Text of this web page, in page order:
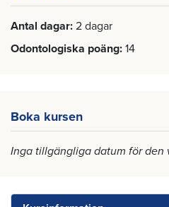
Antal dagar 2 dagar
Odontologiska poäng 14
Boka kursen
Inga tillgängliga datum för den